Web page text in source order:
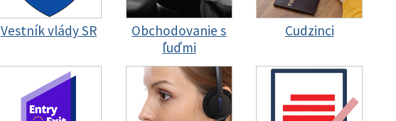
Vestník vlády SR
Obchodovanie s
ľuďmi
Cudzinci